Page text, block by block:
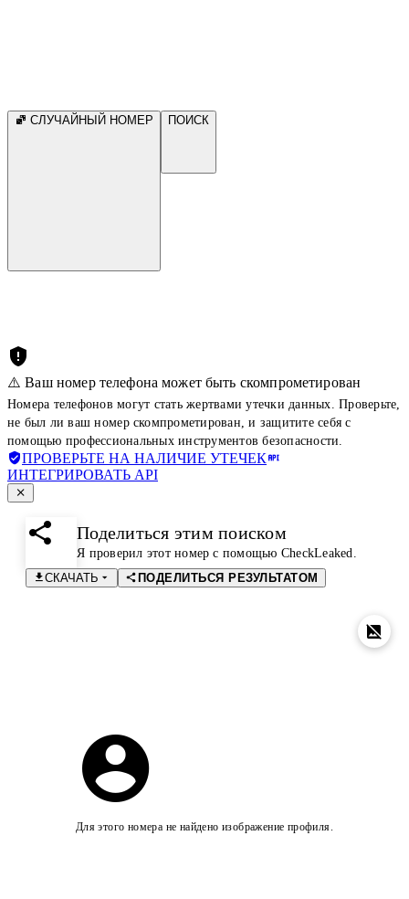
СЛУЧАЙНЫЙ НОМЕР ПОИСК
⚠️ Ваш номер телефона может быть скомпрометирован
Номера телефонов могут стать жертвами утечки данных. Проверьте,
не был ли ваш номер скомпрометирован, и защитите себя с
помощью профессиональных инструментов безопасности.
ПРОВЕРЬТЕ НА НАЛИЧИЕ УТЕЧЕК
ИНТЕГРИРОВАТЬ API
Поделиться этим поиском
Я проверил этот номер с помощью CheckLeaked.
СКАЧАТЬ
ПОДЕЛИТЬСЯ РЕЗУЛЬТАТОМ
Для этого номера не найдено изображение профиля.